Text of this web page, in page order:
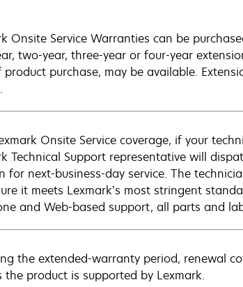
Onsite Service Warranties can be
two-year, three-year or four-year
purchase, may be available.
Onsite Service coverage, if your
Technical Support representative will
for next-business-day service. The
it meets Lexmark’s most stringent
and Web-based support, all parts and
the extended-warranty period, renewal
the product is supported by Lexmark.